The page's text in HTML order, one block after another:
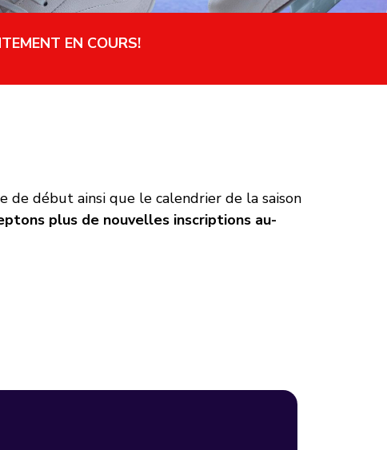
EN COURS!
de début ainsi que le calendrier de la saison
plus de nouvelles inscriptions au-